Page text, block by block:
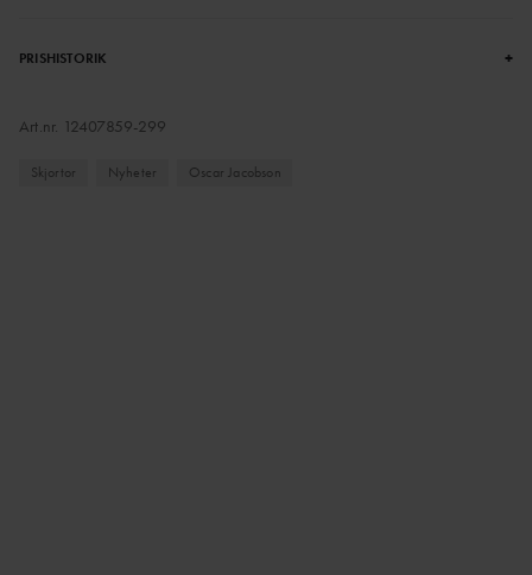
PRISHISTORIK +
Art.nr. 12407859-299
Skjortor Nyheter Oscar Jacobson